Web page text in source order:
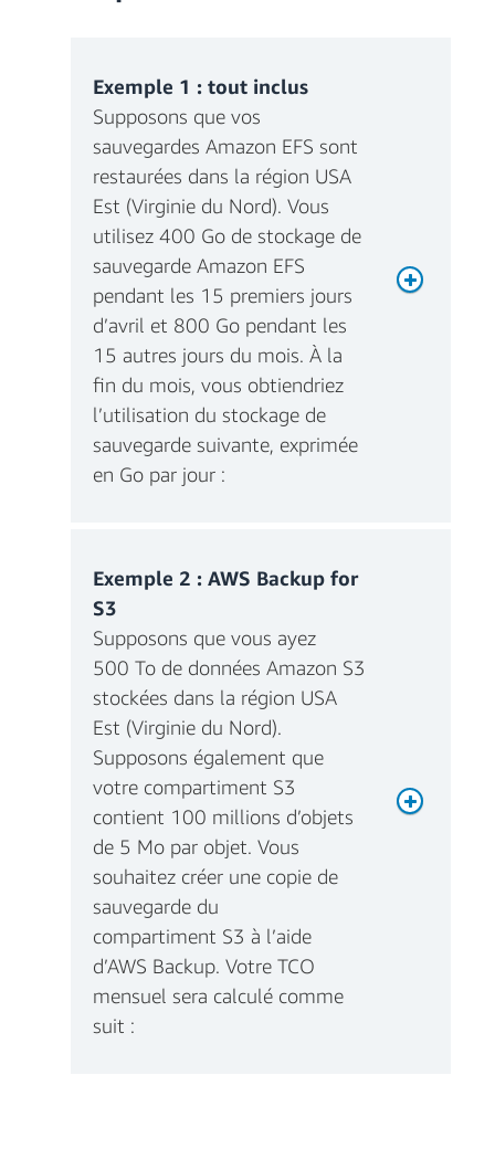
Exemple 1 : tout inclus
Supposons que vos
sauvegardes Amazon EFS sont
restaurées dans la région USA
Est (Virginie du Nord). Vous
utilisez 400 Go de stockage de
sauvegarde Amazon EFS
pendant les 15 premiers jours
d’avril et 800 Go pendant les
15 autres jours du mois. À la
fin du mois, vous obtiendriez
l’utilisation du stockage de
sauvegarde suivante, exprimée
en Go par jour :
Total des frais de stockage
mensuels = 600 Go par
mois x 0,046 € = 27.60 €
Exemple 2 : AWS Backup for
S3
Supposons que vous ayez
500 To de données Amazon S3
stockées dans la région USA
Est (Virginie du Nord).
Supposons également que
votre compartiment S3
contient 100 millions d’objets
de 5 Mo par objet. Vous
souhaitez créer une copie de
sauvegarde du
compartiment S3 à l’aide
d’AWS Backup. Votre TCO
mensuel sera calculé comme
suit :